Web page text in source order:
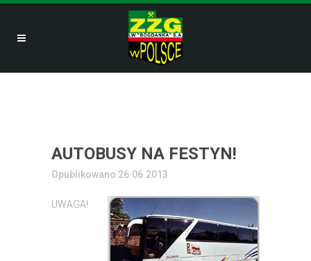
AUTOBUSY NA FESTYN!
Opublikowano 26.06.2013
UWAGA!